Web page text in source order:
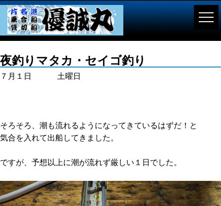
夜釣りマタカ・セイゴ釣り
７月１日 土曜日
そろそろ、潮も流れるようになってきているはずだ！と
気合を入れて出船してきました。
ですが、予想以上に潮が流れず厳しい１日でした。